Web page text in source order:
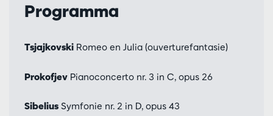
Programma
Tsjajkovski Romeo en Julia (ouverturefantasie)
Prokofjev Pianoconcerto nr. 3 in C, opus 26
Sibelius Symfonie nr. 2 in D, opus 43